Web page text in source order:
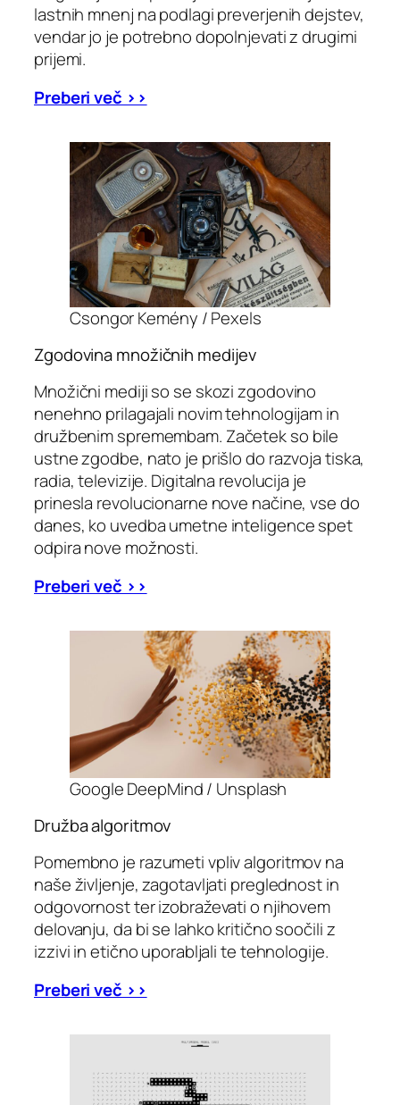
lastnih mnenj na podlagi preverjenih dejstev,
vendar jo je potrebno dopolnjevati z drugimi
prijemi.
Preberi več >>
Csongor Kemény / Pexels
Zgodovina množičnih medijev
Množični mediji so se skozi zgodovino
nenehno prilagajali novim tehnologijam in
družbenim spremembam. Začetek so bile
ustne zgodbe, nato je prišlo do razvoja tiska,
radia, televizije. Digitalna revolucija je
prinesla revolucionarne nove načine, vse do
danes, ko uvedba umetne inteligence spet
odpira nove možnosti.
Preberi več >>
Google DeepMind / Unsplash
Družba algoritmov
Pomembno je razumeti vpliv algoritmov na
naše življenje, zagotavljati preglednost in
odgovornost ter izobraževati o njihovem
delovanju, da bi se lahko kritično soočili z
izzivi in etično uporabljali te tehnologije.
Preberi več >>